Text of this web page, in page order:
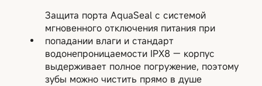
Защита порта AquaSeal с системой
мгновенного отключения питания при
попадании влаги и стандарт
водонепроницаемости IPX8 — корпус
выдерживает полное погружение, поэтому
зубы можно чистить прямо в душе